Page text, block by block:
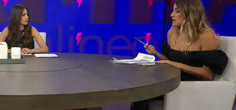
360 TV
PARA UN CAMBIO
TV
ENTRE NOS
MODO FONTEVECCHIA
PERIODISMO PURO
REPERFILAR
BELLEZA FASHION
FULL FACE TV
DESAFÍO 10 AÑOS
AGENDA